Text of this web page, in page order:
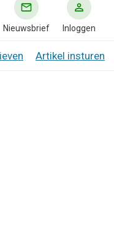
Nieuwsbrief Inloggen
Artikel insturen